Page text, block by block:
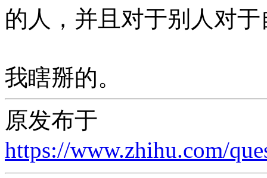
的人，并且对于别人对
我瞎掰的。
原发布于
https://www.zhihu.com/